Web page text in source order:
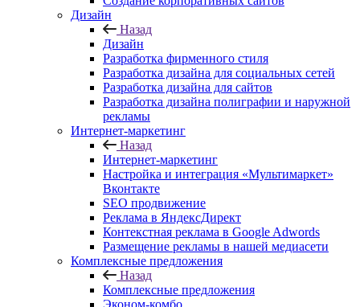
Дизайн
Назад
Дизайн
Разработка фирменного стиля
Разработка дизайна для социальных сетей
Разработка дизайна для сайтов
Разработка дизайна полиграфии и наружной
рекламы
Интернет-маркетинг
Назад
Интернет-маркетинг
Настройка и интеграция «Мультимаркет»
Вконтакте
SEO продвижение
Реклама в ЯндексДирект
Контекстная реклама в Google Adwords
Размещение рекламы в нашей медиасети
Комплексные предложения
Назад
Комплексные предложения
Эконом-комбо